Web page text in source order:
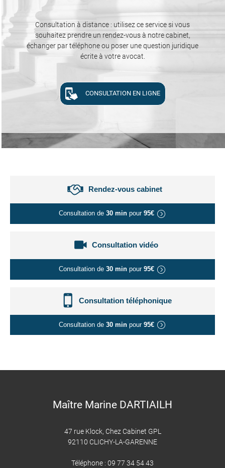
Consultation à distance : utilisez ce service si vous
souhaitez prendre un rendez-vous à notre cabinet,
échanger par téléphone ou poser une question juridique
écrite à votre avocat.
CONSULTATION EN LIGNE
Rendez-vous cabinet
Consultation de 30 min pour 95€
Consultation vidéo
Consultation de 30 min pour 95€
Consultation téléphonique
Consultation de 30 min pour 95€
Maître Marine DARTIAILH
47 rue Klock, Chez Cabinet GPL
92110 CLICHY-LA-GARENNE
Téléphone : 09 77 34 54 43